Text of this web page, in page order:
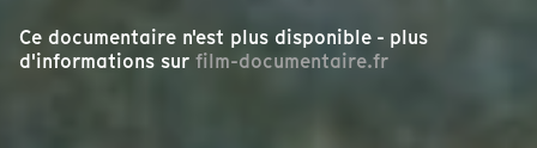
Ce documentaire n'est plus disponible - plus
d'informations sur film-documentaire.fr